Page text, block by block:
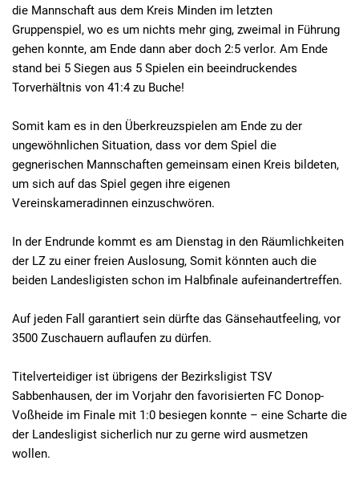
die Mannschaft aus dem Kreis Minden im letzten
Gruppenspiel, wo es um nichts mehr ging, zweimal in Führung
gehen konnte, am Ende dann aber doch 2:5 verlor. Am Ende
stand bei 5 Siegen aus 5 Spielen ein beeindruckendes
Torverhältnis von 41:4 zu Buche!
Somit kam es in den Überkreuzspielen am Ende zu der
ungewöhnlichen Situation, dass vor dem Spiel die
gegnerischen Mannschaften gemeinsam einen Kreis bildeten,
um sich auf das Spiel gegen ihre eigenen
Vereinskameradinnen einzuschwören.
In der Endrunde kommt es am Dienstag in den Räumlichkeiten
der LZ zu einer freien Auslosung, Somit könnten auch die
beiden Landesligisten schon im Halbfinale aufeinandertreffen.
Auf jeden Fall garantiert sein dürfte das Gänsehautfeeling, vor
3500 Zuschauern auflaufen zu dürfen.
Titelverteidiger ist übrigens der Bezirksligist TSV
Sabbenhausen, der im Vorjahr den favorisierten FC Donop-
Voßheide im Finale mit 1:0 besiegen konnte – eine Scharte die
der Landesligist sicherlich nur zu gerne wird ausmetzen
wollen.